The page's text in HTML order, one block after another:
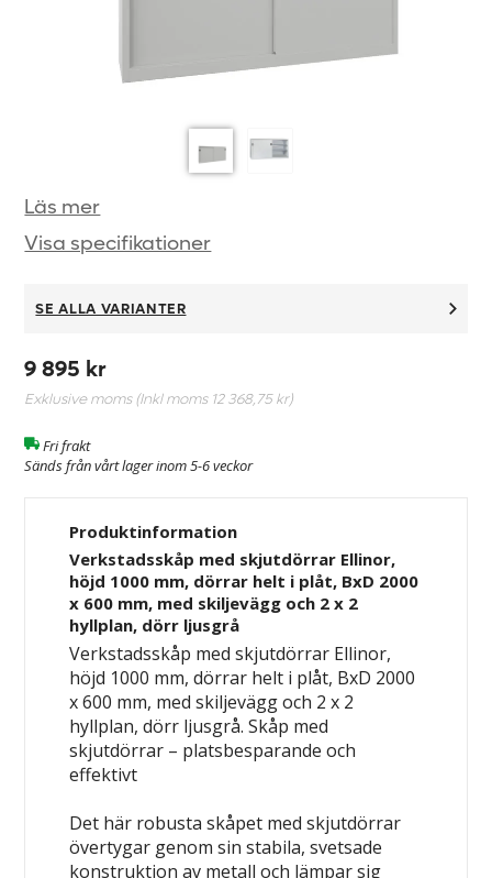
Läs mer
Visa specifikationer
SE ALLA VARIANTER
9 895 kr
Exklusive moms (Inkl moms 12 368,75 kr)
Fri frakt
Sänds från vårt lager inom 5-6 veckor
Produktinformation
Verkstadsskåp med skjutdörrar Ellinor,
höjd 1000 mm, dörrar helt i plåt, BxD 2000
x 600 mm, med skiljevägg och 2 x 2
hyllplan, dörr ljusgrå
Verkstadsskåp med skjutdörrar Ellinor,
höjd 1000 mm, dörrar helt i plåt, BxD 2000
x 600 mm, med skiljevägg och 2 x 2
hyllplan, dörr ljusgrå.Skåp med
skjutdörrar – platsbesparande och
effektivt
Det här robusta skåpet med skjutdörrar
övertygar genom sin stabila, svetsade
konstruktion av metall och lämpar sig